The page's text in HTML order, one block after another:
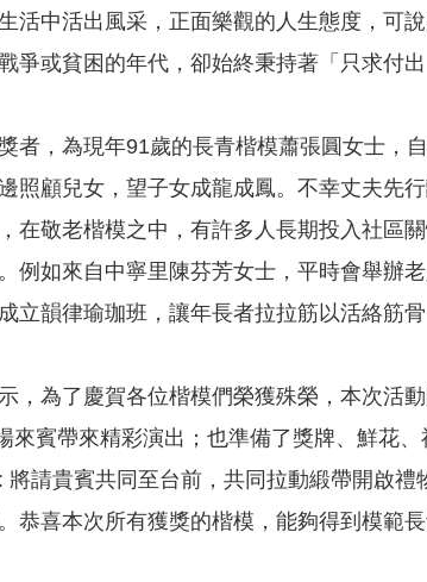
活中活出風采，正面樂觀的人生態度，可
爭或貧困的年代，卻始終秉持著「只求付
者，為現年91歲的長青楷模蕭張圓女士，
照顧兒女，望子女成龍成鳳。不幸丈夫先
在敬老楷模之中，有許多人長期投入社區
例如來自中寧里陳芬芳女士，平時會舉辦
立韻律瑜珈班，讓年長者拉拉筋以活絡筋
，為了慶賀各位楷模們榮獲殊榮，本次活
來賓帶來精彩演出；也準備了獎牌、鮮花
將請貴賓共同至台前，共同拉動緞帶開啟
恭喜本次所有獲獎的楷模，能夠得到模範